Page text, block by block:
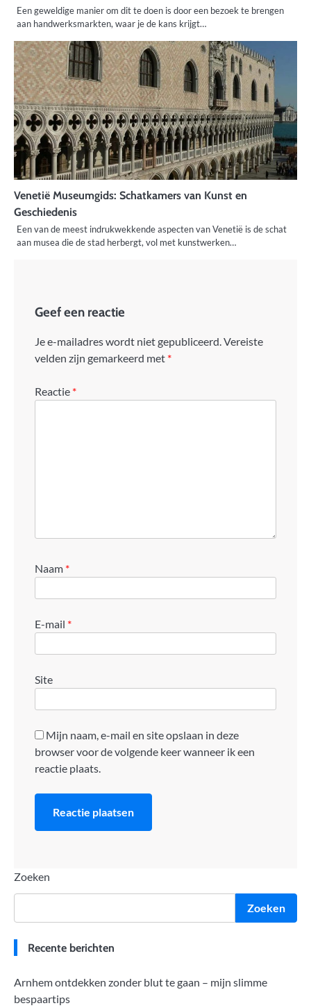
Een geweldige manier om dit te doen is door een bezoek te brengen
aan handwerksmarkten, waar je de kans krijgt…
Venetië Museumgids: Schatkamers van Kunst en
Geschiedenis
Een van de meest indrukwekkende aspecten van Venetië is de schat
aan musea die de stad herbergt, vol met kunstwerken…
Geef een reactie
Je e-mailadres wordt niet gepubliceerd.Vereiste
velden zijn gemarkeerd met *
Reactie *
Naam *
E-mail *
Site
Mijn naam, e-mail en site opslaan in deze
browser voor de volgende keer wanneer ik een
reactie plaats.
Zoeken
Zoeken
Recente berichten
Arnhem ontdekken zonder blut te gaan – mijn slimme
bespaartips